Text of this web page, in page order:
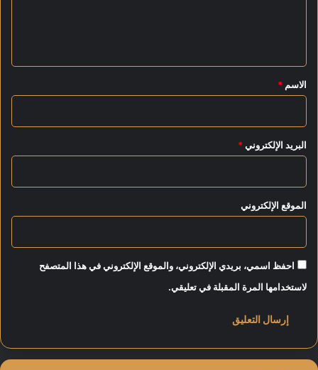
ل
م
س
و
ر
*
الاسم *
البريد الإلكتروني *
الموقع الإلكتروني
احفظ اسمي، بريدي الإلكتروني، والموقع الإلكتروني في هذا المتصفح
لاستخدامها المرة المقبلة في تعليقي.